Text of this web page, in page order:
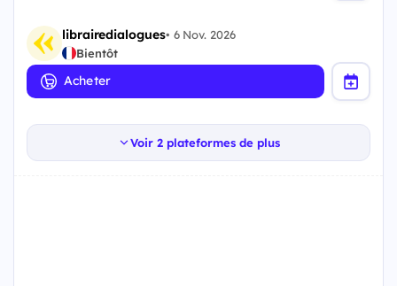
librairedialogues• 6 Nov. 2026
Bientôt
Acheter
Voir 2 plateformes de plus